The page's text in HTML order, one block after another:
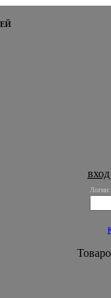
Логин: